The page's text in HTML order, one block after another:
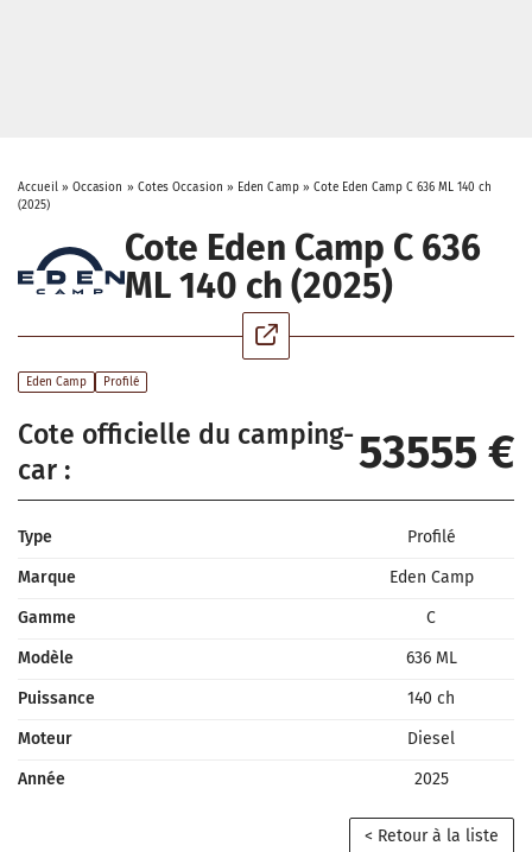
Accueil» Occasion » Cotes Occasion » Eden Camp» Cote Eden Camp C 636 ML 140 ch
(2025)
Cote Eden Camp C 636
ML 140 ch (2025)
Eden Camp Profilé
Cote officielle du camping-
car :
53555 €
Type
Profilé
Marque
Eden Camp
Gamme
C
Modèle
636 ML
Puissance
140 ch
Moteur
Diesel
Année
2025
< Retour à la liste